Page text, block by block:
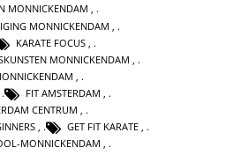
MONNICKENDAM ,
MONNICKENDAM
KARATE FOCUS
MONNICKENDAM
FIT AMSTERDAM
CENTRUM
GET FIT KARATE
MONNICKENDAM